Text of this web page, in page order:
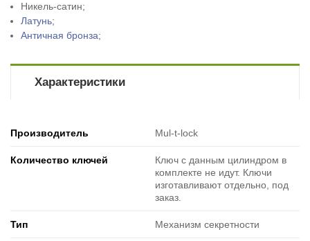
Никель-сатин;
Латунь;
Античная бронза;
Характеристики
Производитель Mul-t-lock
Количество ключей
Ключ с данным цилиндром в
комплекте не идут. Ключи
изготавливают отдельно, под
заказ.
Тип Механизм секретности